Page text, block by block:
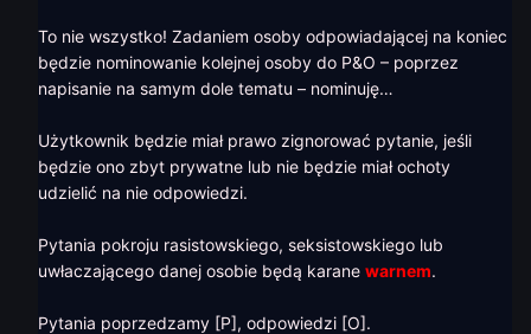
To nie wszystko! Zadaniem osoby odpowiadającej na koniec
będzie nominowanie kolejnej osoby do P&O – poprzez
napisanie na samym dole tematu – nominuję…
Użytkownik będzie miał prawo zignorować pytanie, jeśli
będzie ono zbyt prywatne lub nie będzie miał ochoty
udzielić na nie odpowiedzi.
Pytania pokroju rasistowskiego, seksistowskiego lub
uwłaczającego danej osobie będą karane warnem.
Pytania poprzedzamy [P], odpowiedzi [O].